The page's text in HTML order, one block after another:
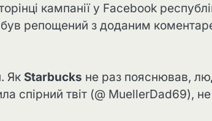
кампанії у Facebook
репощений з доданим
Як Starbucks не раз пояснював,
спірний твіт (@ MuellerDad69),